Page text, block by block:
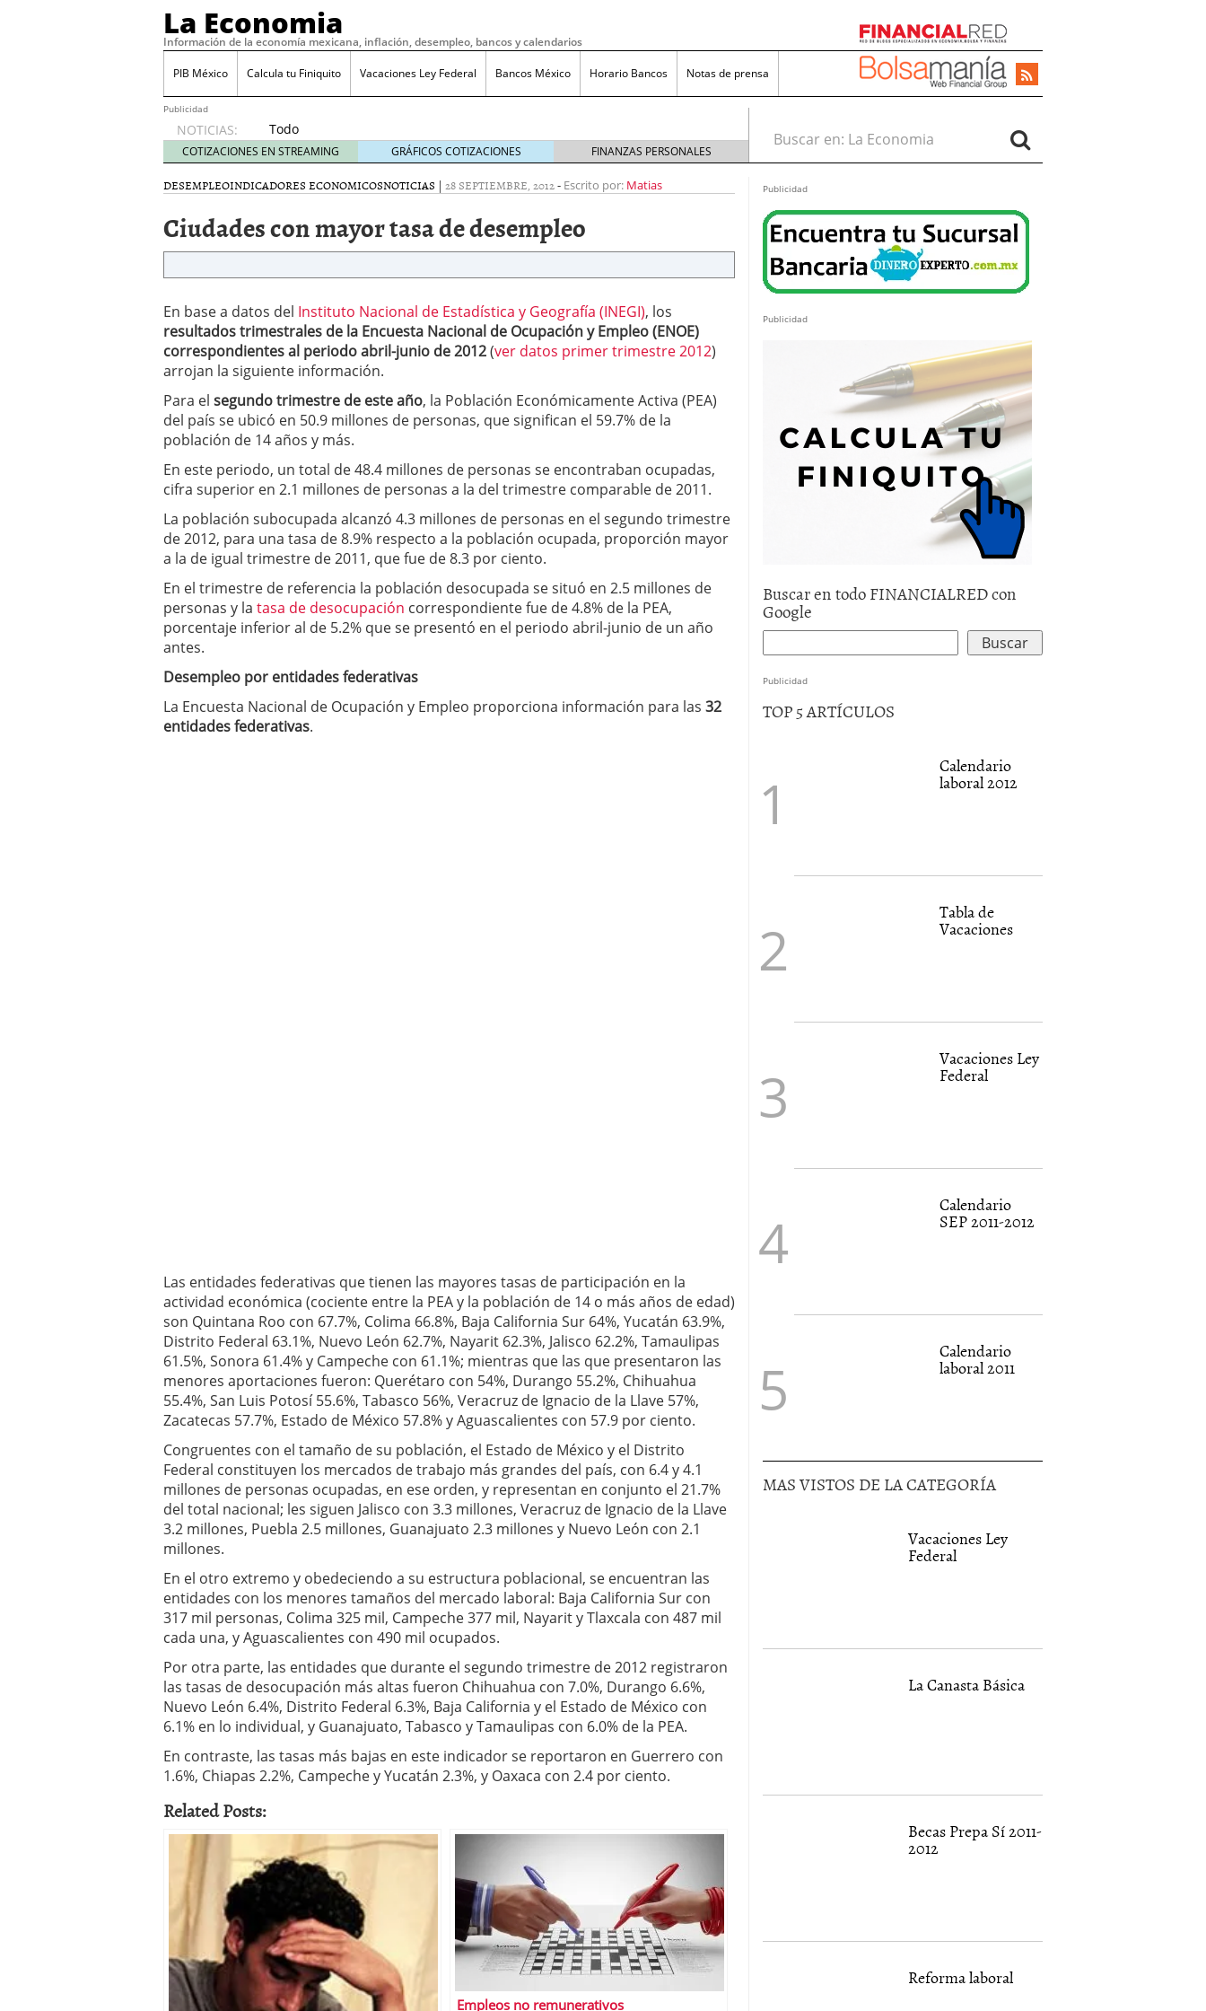
La Economia
Información de la economía mexicana, inflación, desempleo, bancos y calendarios
PIB México Calcula tu Finiquito Vacaciones Ley Federal Bancos México Horario Bancos Notas de prensa
Publicidad
NOTICIAS:
Todo
sobre
SIFX:
análisis
regulación,
seguridad
traders
en 2026
febrero
26, 2026
¿Cómo convertir el sueldo bruto a neto en México?
Cómo enfrentar la reforma de reducción de jornada laboral en México con
un software de control de asistencia julio 17, 2025
¿Cómo encontrar un seguro de auto económico?
Cómo acabará el año la economía mexicana; predicciones y avances
noviembre 29, 2024
COTIZACIONES EN STREAMING GRÁFICOS COTIZACIONES FINANZAS PERSONALES
Buscar en:
DESEMPLEOINDICADORES ECONOMICOSNOTICIAS | 28 SEPTIEMBRE, 2012- Escrito por: Matias
Ciudades con mayor tasa de desempleo
En base a datos del Instituto Nacional de Estadística y Geografía (INEGI), los
resultados trimestrales de la Encuesta Nacional de Ocupación y Empleo (ENOE)
correspondientes al periodo abril-junio de 2012(ver datos primer trimestre 2012)
arrojan la siguiente información.
Para el segundo trimestre de este año, la Población Económicamente Activa (PEA)
del país se ubicó en 50.9 millones de personas, que significan el 59.7% de la
población de 14 años y más.
En este periodo, un total de 48.4 millones de personas se encontraban ocupadas,
cifra superior en 2.1 millones de personas a la del trimestre comparable de 2011.
La población subocupada alcanzó 4.3 millones de personas en el segundo trimestre
de 2012, para una tasa de 8.9% respecto a la población ocupada, proporción mayor
a la de igual trimestre de 2011, que fue de 8.3 por ciento.
En el trimestre de referencia la población desocupada se situó en 2.5 millones de
personas y la tasa de desocupación correspondiente fue de 4.8% de la PEA,
porcentaje inferior al de 5.2% que se presentó en el periodo abril-junio de un año
antes.
Desempleo por entidades federativas
La Encuesta Nacional de Ocupación y Empleo proporciona información para las 32
entidades federativas.
Las entidades federativas que tienen las mayores tasas de participación en la
actividad económica (cociente entre la PEA y la población de 14 o más años de edad)
son Quintana Roo con 67.7%, Colima 66.8%, Baja California Sur 64%, Yucatán 63.9%,
Distrito Federal 63.1%, Nuevo León 62.7%, Nayarit 62.3%, Jalisco 62.2%, Tamaulipas
61.5%, Sonora 61.4% y Campeche con 61.1%; mientras que las que presentaron las
menores aportaciones fueron: Querétaro con 54%, Durango 55.2%, Chihuahua
55.4%, San Luis Potosí 55.6%, Tabasco 56%, Veracruz de Ignacio de la Llave 57%,
Zacatecas 57.7%, Estado de México 57.8% y Aguascalientes con 57.9 por ciento.
Congruentes con el tamaño de su población, el Estado de México y el Distrito
Federal constituyen los mercados de trabajo más grandes del país, con 6.4 y 4.1
millones de personas ocupadas, en ese orden, y representan en conjunto el 21.7%
del total nacional; les siguen Jalisco con 3.3 millones, Veracruz de Ignacio de la Llave
3.2 millones, Puebla 2.5 millones, Guanajuato 2.3 millones y Nuevo León con 2.1
millones.
En el otro extremo y obedeciendo a su estructura poblacional, se encuentran las
entidades con los menores tamaños del mercado laboral: Baja California Sur con
317 mil personas, Colima 325 mil, Campeche 377 mil, Nayarit y Tlaxcala con 487 mil
cada una, y Aguascalientes con 490 mil ocupados.
Por otra parte, las entidades que durante el segundo trimestre de 2012 registraron
las tasas de desocupación más altas fueron Chihuahua con 7.0%, Durango 6.6%,
Nuevo León 6.4%, Distrito Federal 6.3%, Baja California y el Estado de México con
6.1% en lo individual, y Guanajuato, Tabasco y Tamaulipas con 6.0% de la PEA.
En contraste, las tasas más bajas en este indicador se reportaron en Guerrero con
1.6%, Chiapas 2.2%, Campeche y Yucatán 2.3%, y Oaxaca con 2.4 por ciento.
Related Posts:
Empleos no remunerativos
Publicidad
Publicidad
Buscar en todo FINANCIALRED con
Google
Publicidad
TOP 5 ARTÍCULOS
Calendario
laboral 2012
Tabla de
Vacaciones
Vacaciones Ley
Federal
Calendario
SEP 2011-2012
Calendario
laboral 2011
MAS VISTOS DE LA CATEGORÍA
Vacaciones Ley
Federal
La Canasta Básica
Becas Prepa Sí 2011-
2012
Reforma laboral